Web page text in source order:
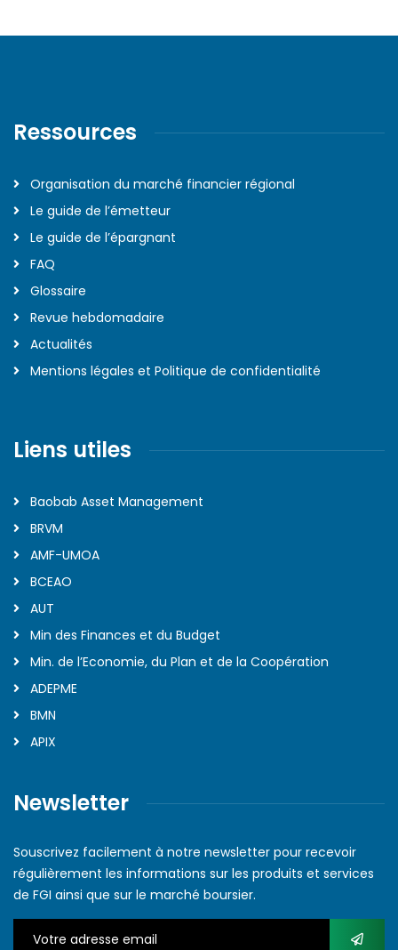
Ressources
Organisation du marché financier régional
Le guide de l’émetteur
Le guide de l’épargnant
FAQ
Glossaire
Revue hebdomadaire
Actualités
Mentions légales et Politique de confidentialité
Liens utiles
Baobab Asset Management
BRVM
AMF-UMOA
BCEAO
AUT
Min des Finances et du Budget
Min. de l’Economie, du Plan et de la Coopération
ADEPME
BMN
APIX
Newsletter
Souscrivez facilement à notre newsletter pour recevoir
régulièrement les informations sur les produits et services
de FGI ainsi que sur le marché boursier.